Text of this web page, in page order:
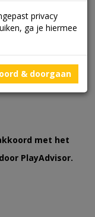
met het
PlayAdvisor.
privacy
ga je hiermee
& doorgaan